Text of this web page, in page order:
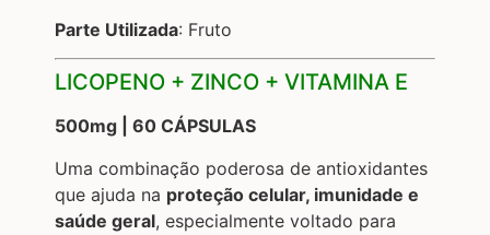
Parte Utilizada: Fruto
LICOPENO + ZINCO + VITAMINA E
500mg | 60 CÁPSULAS
Uma combinação poderosa de antioxidantes
que ajuda na proteção celular, imunidade e
saúde geral, especialmente voltado para